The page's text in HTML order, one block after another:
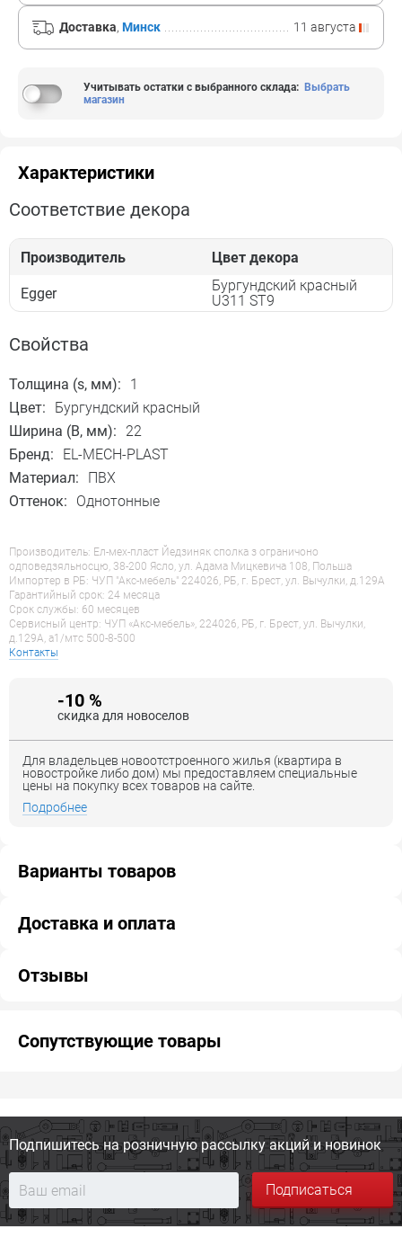
Доставка, Минск 11 августа
Учитывать остатки с выбранного склада: Выбрать
магазин
Характеристики
Соответствие декора
Производитель Цвет декора
Egger
Бургундский красный
U311 ST9
Свойства
Толщина (s, мм):
1
Цвет:
Бургундский красный
Ширина (B, мм):
22
Бренд:
EL-MECH-PLAST
Материал:
ПВХ
Оттенок:
Однотонные
Производитель: Ел-мех-пласт Йедзиняк сполка з ограничоно
одповедзяльносцю, 38-200 Ясло, ул. Адама Мицкевича 108, Польша
Импортер в РБ: ЧУП "Акс-мебель" 224026, РБ, г. Брест, ул. Вычулки, д.129А
Гарантийный срок: 24 месяца
Срок службы: 60 месяцев
Сервисный центр: ЧУП «Акс-мебель», 224026, РБ, г. Брест, ул. Вычулки,
д.129А, a1/мтс 500-8-500
Контакты
-10 %
скидка для новоселов
Для владельцев новоотстроенного жилья (квартира в
новостройке либо дом) мы предоставляем специальные
цены на покупку всех товаров на сайте.
Подробнее
Варианты товаров
Доставка и оплата
Отзывы
Сопутствующие товары
Подпишитесь на розничную рассылку акций и новинок
Подписаться